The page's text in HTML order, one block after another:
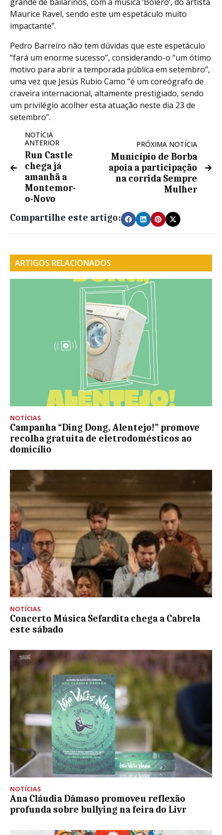
Maurice Ravel, sendo este um espetáculo muito
impactante”.
Pedro Barreiro não tem dúvidas que este espetáculo
“fará um enorme sucesso”, considerando-o “um ótimo
motivo para abrir a temporada pública em setembro”,
uma vez que Jesús Rubio Camo “é um coreógrafo de
craveira internacional, altamente prestigiado, sendo
um privilégio acolher esta atuação neste dia 23 de
setembro”.
NOTÍCIA
ANTERIOR
Run Castle
chega já
amanhã a
Montemor-
o-Novo
PRÓXIMA NOTÍCIA
Município de Borba
apoia a participação
na corrida Sempre
Mulher
Compartilhe este artigo:
ARTIGOS RELACIONADOS
NOTÍCIAS
Campanha “Ding Dong, Alentejo!” promove
recolha gratuita de eletrodomésticos ao
domicílio
NOTÍCIAS
Concerto Música Sefardita chega a Cabrela
este sábado
NOTÍCIAS
Ana Cláudia Dâmaso promoveu reflexão
profunda sobre bullying na feira do Livr